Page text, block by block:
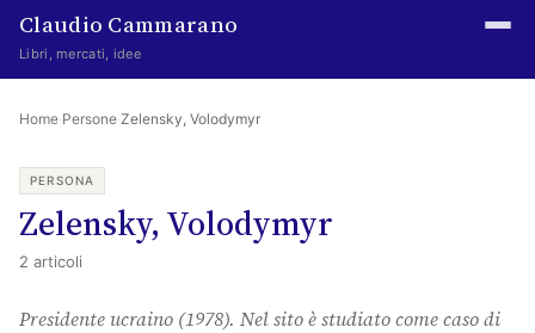
Claudio Cammarano
Libri, mercati, idee
Home
Writings
Curated
Learning log
Irene Media
Home·Persone·Zelensky, Volodymyr
PERSONA
Zelensky, Volodymyr
2 articoli
Presidente ucraino (1978). Nel sito è studiato come caso di